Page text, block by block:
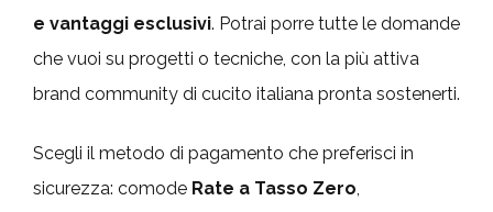
e vantaggi esclusivi. Potrai porre tutte le domande
che vuoi su progetti o tecniche, con la più attiva
brand community di cucito italiana pronta sostenerti.
Scegli il metodo di pagamento che preferisci in
sicurezza: comode Rate a Tasso Zero,